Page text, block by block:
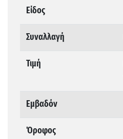
Είδος
Συναλλαγή
Τιμή
Εμβαδόν
Όροφος